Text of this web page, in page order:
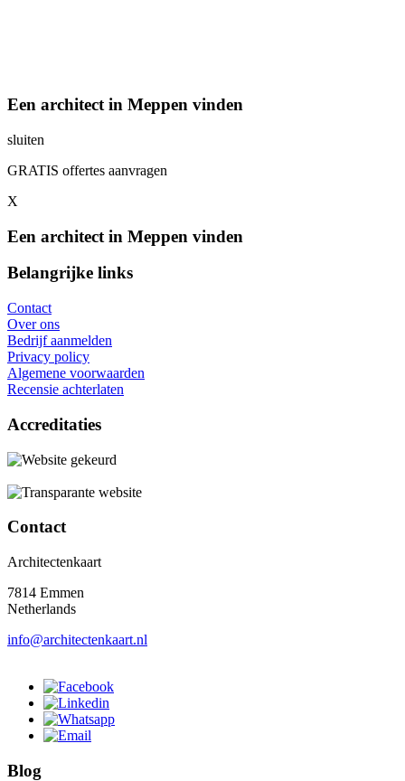
Een architect in Meppen vinden
sluiten
GRATIS offertes aanvragen
X
Een architect in Meppen vinden
Belangrijke links
Contact
Over ons
Bedrijf aanmelden
Privacy policy
Algemene voorwaarden
Recensie achterlaten
Accreditaties
Contact
Architectenkaart
7814 Emmen
Netherlands
info@architectenkaart.nl
Blog